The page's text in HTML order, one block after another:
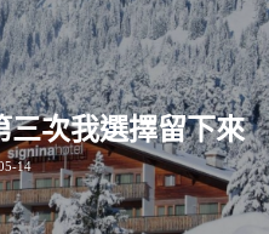
三次我選擇留下來
14